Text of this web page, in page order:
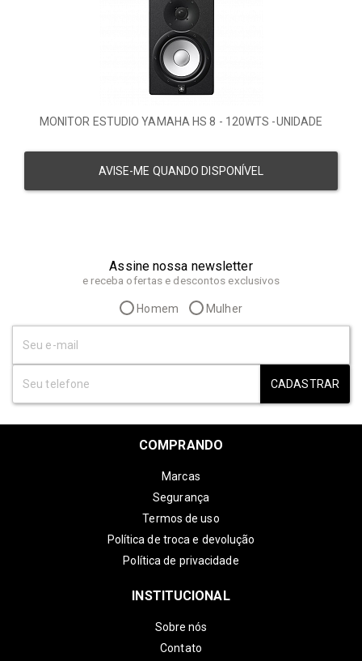
MONITOR ESTUDIO YAMAHA HS 8 - 120WTS -UNIDADE
AVISE-ME QUANDO DISPONÍVEL
Assine nossa newsletter
e receba ofertas e descontos exclusivos
Homem Mulher
CADASTRAR
COMPRANDO
Marcas
Segurança
Termos de uso
Política de troca e devolução
Política de privacidade
INSTITUCIONAL
Sobre nós
Contato